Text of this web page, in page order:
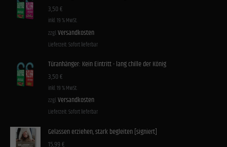
3,50€
inkl. 19 % MwSt.
zzgl. Versandkosten
Lieferzeit: Sofort lieferbar
Türanhänger: Kein Eintritt - lang chille der König
3,50€
inkl. 19 % MwSt.
zzgl. Versandkosten
Lieferzeit: Sofort lieferbar
Gelassen erziehen, stark begleiten [signiert]
15,99€